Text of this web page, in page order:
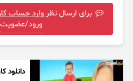
برای ارسال نظر وارد حساب
ورود/عضویت
دانلود